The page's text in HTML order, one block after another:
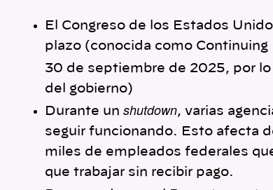
El Congreso de los Estados
plazo (conocida como
30 de septiembre de 2025, por
del gobierno)
Durante un shutdown, varias
seguir funcionando. Esto afecta
miles de empleados federales
que trabajar sin recibir pago.